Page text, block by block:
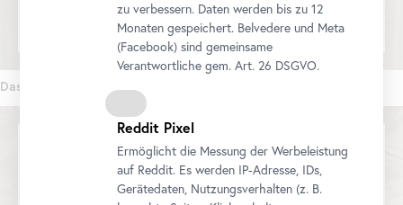
Das Belvedere. 300 Jahre Ort der Kunst (Teil 1)
We would like to display a YouTube video here. Click
zu verbessern. Daten werden bis zu 12
Monaten gespeichert. Belvedere und Meta
(Facebook) sind gemeinsame
Verantwortliche gem.Art. 26 DSGVO.
Reddit Pixel
Ermöglicht die Messung der Werbeleistung
auf Reddit. Es werden IP-Adresse, IDs,
Gerätedaten, Nutzungsverhalten (z. B.